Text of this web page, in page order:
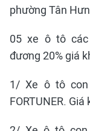
phường Tân
05 xe ô tô các
đương 20% giá
1/ Xe ô tô con
FORTUNER.